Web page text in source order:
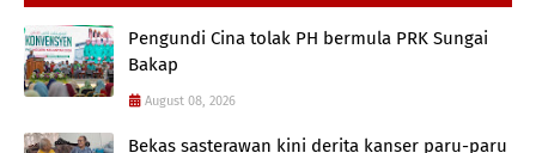
Pengundi Cina tolak PH bermula PRK Sungai
Bakap
August 08, 2026
Bekas sasterawan kini derita kanser paru-paru